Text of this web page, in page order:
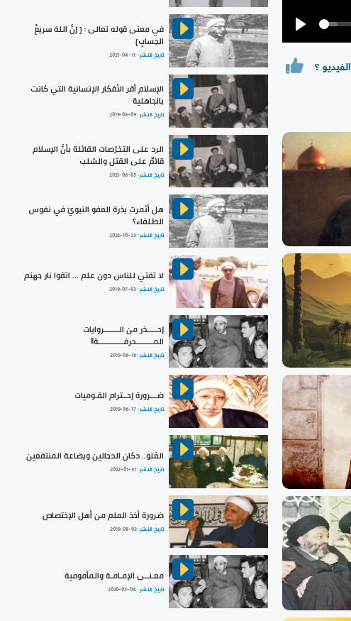
؟
في معنى قوله تعالى : { إنَّ اللهَ سريعُ
الحِسابِ}
تاريخ النشر : 2021-04-11
الإسلام أقر الأفكار الإنسانية التي كانت
بالجاهلية
تاريخ النشر :2019-06-09
الرد على التخرّصات القائلة بأنَّ الإسلام
قائمٌ على القتل والسّلب
تاريخ النشر :2021-06-05
هل أثمرت بذرة العفو النبويّ في نفوس
الطلقاء؟
تاريخ النشر :2023-10-23
لا تفتي للناس دون علم ... اتقوا نار جهنم
تاريخ النشر :2019-07-03
إحـــــذر من الـــــــروايات
المــــــــحرفــــــــــــة!!
تاريخ النشر :2019-06-16
ضـــرورة إحــترام القـوميات
تاريخ النشر :2019-06-17
الغلو.. دكان الدجالين وبضاعة المنتفعين
تاريخ النشر :2022-01-31
ضرورة أخذ العلم من أهل الإختصاص
تاريخ النشر :2019-08-02
معـنــى الإمـامـة والمأمومية
تاريخ النشر : 2020-05-04